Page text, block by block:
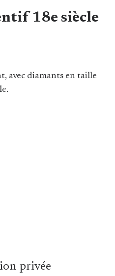
18e siècle
avec diamants en taille
privée